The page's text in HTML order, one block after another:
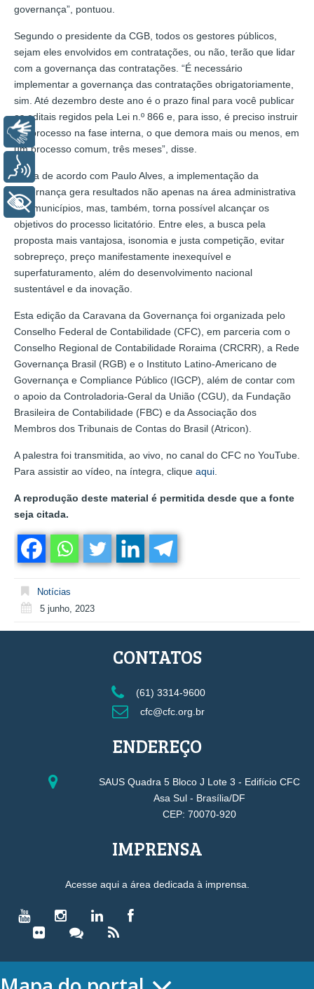
governança”, pontuou.
Segundo o presidente da CGB, todos os gestores públicos,
sejam eles envolvidos em contratações, ou não, terão que lidar
com a governança das contratações. “É necessário
implementar a governança das contratações obrigatoriamente,
sim. Até dezembro deste ano é o prazo final para você publicar
os editais regidos pela Lei n.º 866 e, para isso, é preciso instruir
um processo na fase interna, o que demora mais ou menos, em
um processo comum, três meses”, disse.
Ainda de acordo com Paulo Alves, a implementação da
governança gera resultados não apenas na área administrativa
dos municípios, mas, também, torna possível alcançar os
objetivos do processo licitatório. Entre eles, a busca pela
proposta mais vantajosa, isonomia e justa competição, evitar
sobrepreço, preço manifestamente inexequível e
superfaturamento, além do desenvolvimento nacional
sustentável e da inovação.
Esta edição da Caravana da Governança foi organizada pelo
Conselho Federal de Contabilidade (CFC), em parceria com o
Conselho Regional de Contabilidade Roraima (CRCRR), a Rede
Governança Brasil (RGB) e o Instituto Latino-Americano de
Governança e Compliance Público (IGCP), além de contar com
o apoio da Controladoria-Geral da União (CGU), da Fundação
Brasileira de Contabilidade (FBC) e da Associação dos
Membros dos Tribunais de Contas do Brasil (Atricon).
A palestra foi transmitida, ao vivo, no canal do CFC no YouTube.
Para assistir ao vídeo, na íntegra, clique aqui
A reprodução deste material é permitida desde que a fonte
seja citada.
Notícias
5 junho, 2023
CONTATOS
(61) 3314-9600
cfc@cfc.org.br
ENDEREÇO
SAUS Quadra 5 Bloco J Lote 3 - Edifício CFC
Asa Sul - Brasília/DF
CEP: 70070-920
IMPRENSA
Acesse aqui a área dedicada à imprensa.
Libras
+ Acessibilidade